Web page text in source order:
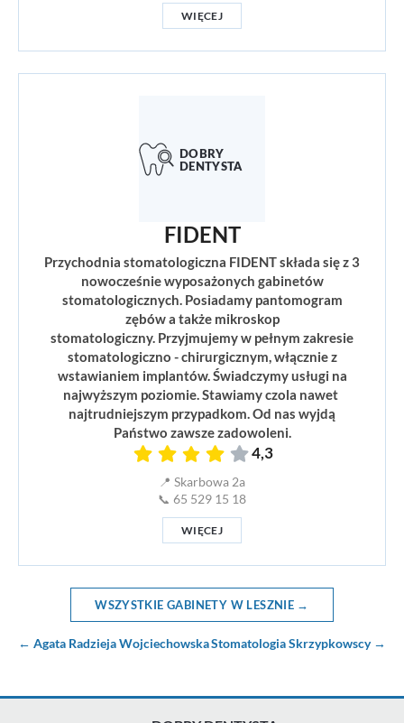
WIĘCEJ
FIDENT
Przychodnia stomatologiczna FIDENT składa się z 3
nowocześnie wyposażonych gabinetów
stomatologicznych. Posiadamy pantomogram
zębów a także mikroskop
stomatologiczny. Przyjmujemy w pełnym zakresie
stomatologiczno - chirurgicznym, włącznie z
wstawianiem implantów. Świadczymy usługi na
najwyższym poziomie. Stawiamy czola nawet
najtrudniejszym przypadkom. Od nas wyjdą
Państwo zawsze zadowoleni.
4,3
📍 Skarbowa 2a
📞 65 529 15 18
WIĘCEJ
WSZYSTKIE GABINETY W LESZNIE →
← Agata Radzieja WojciechowskaStomatologia Skrzypkowscy →